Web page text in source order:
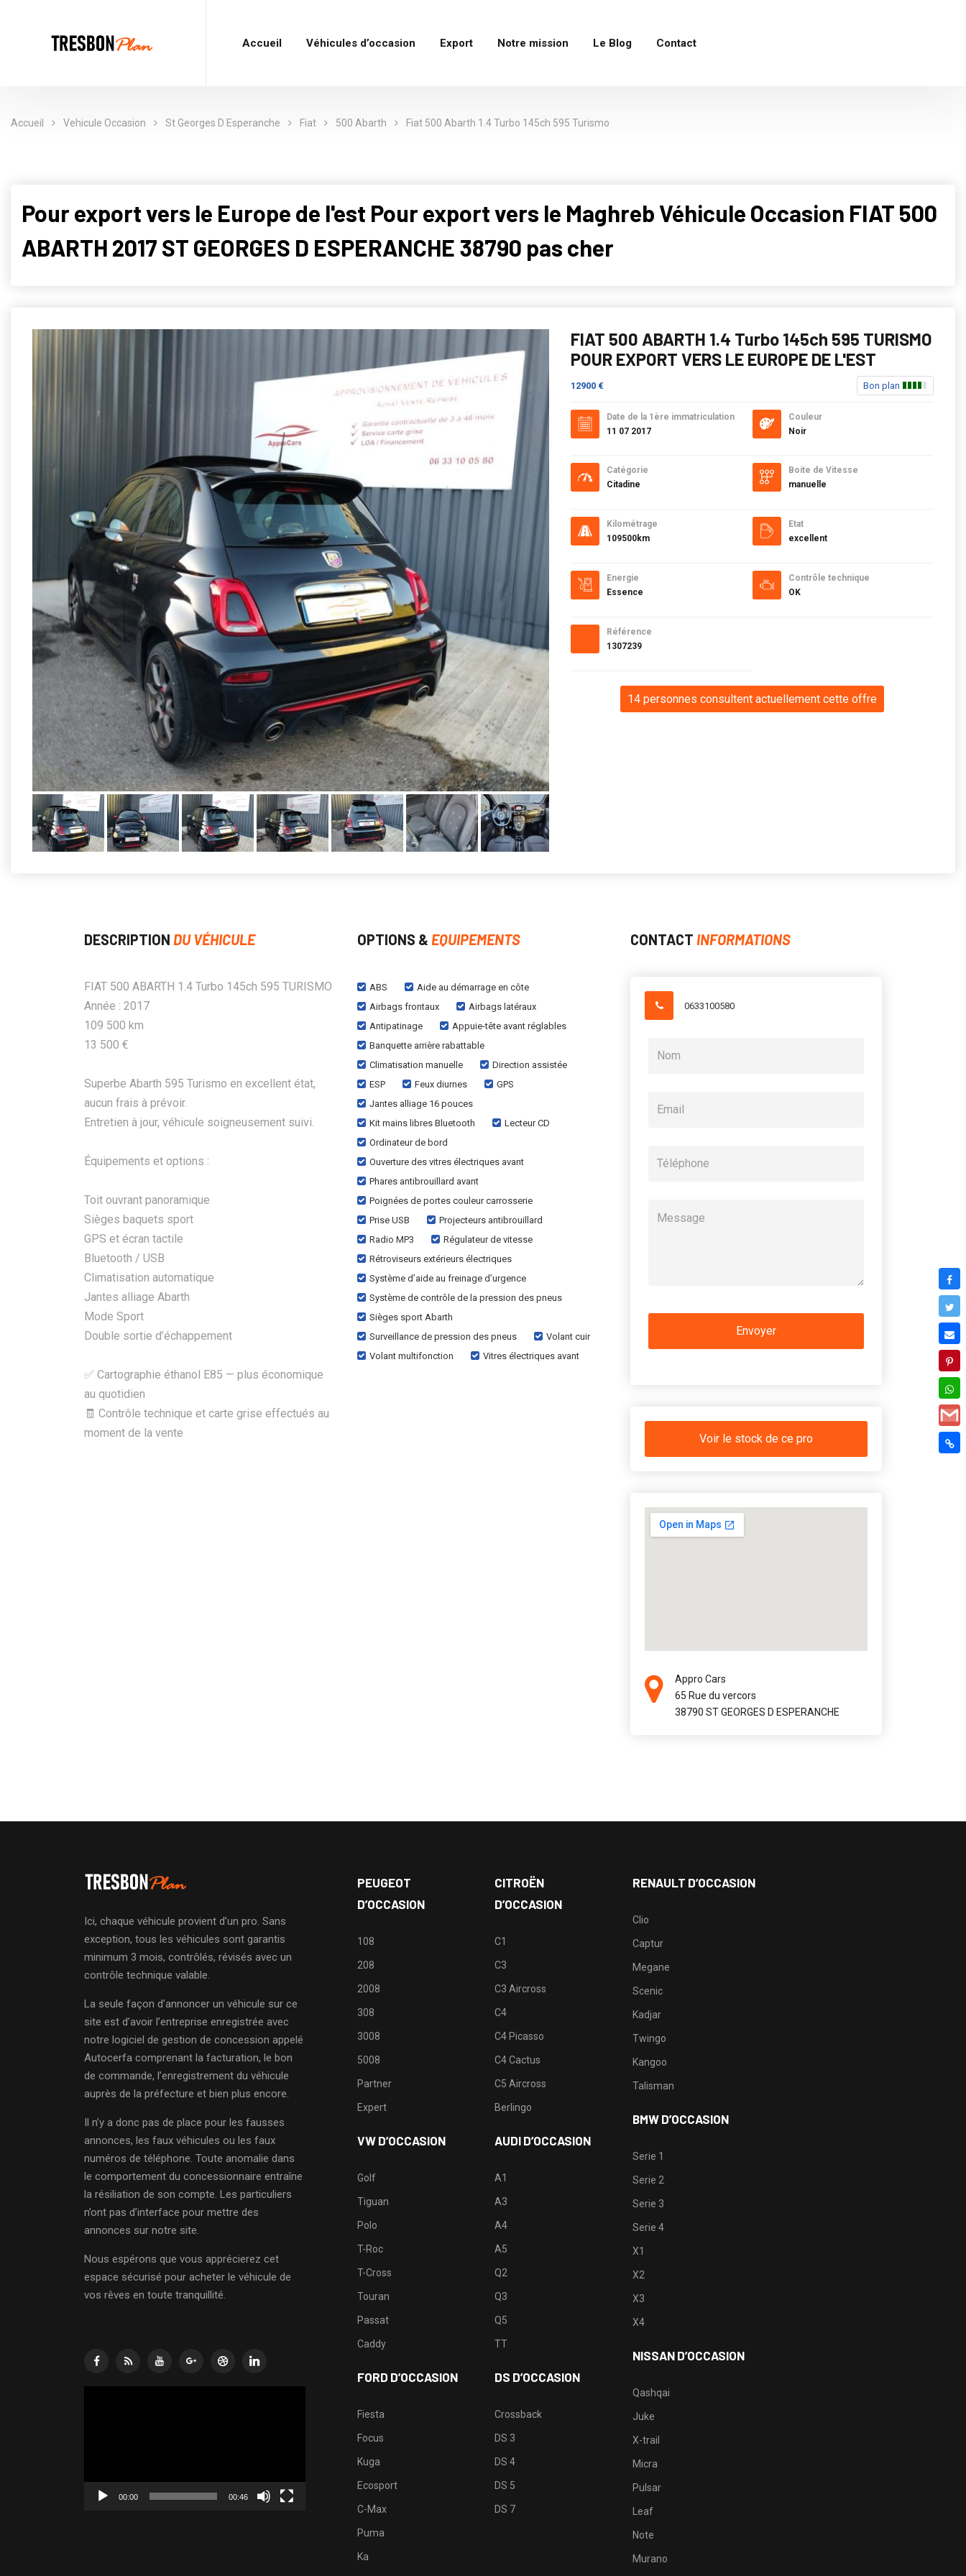
Accueil Véhicules d’occasion Export Notre mission Le Blog Contact
Accueil Vehicule Occasion St Georges D Esperanche Fiat 500 Abarth Fiat 500 Abarth 1.4 Turbo 145ch 595 Turismo
Pour export vers le Europe de l'est Pour export vers le Maghreb Véhicule Occasion FIAT 500
ABARTH 2017 ST GEORGES D ESPERANCHE 38790 pas cher
FIAT 500 ABARTH 1.4 Turbo 145ch 595 TURISMO
POUR EXPORT VERS LE EUROPE DE L'EST
12900 € Bon plan
Date de la 1ère immatriculation
11 07 2017
Catégorie
Citadine
Kilométrage
109500km
Energie
Essence
Référence
1307239
Couleur
Noir
Boite de Vitesse
manuelle
Etat
excellent
Contrôle technique
OK
14 personnes consultent actuellement cette offre
DESCRIPTION DU VÉHICULE
FIAT 500 ABARTH 1.4 Turbo 145ch 595 TURISMO
Année : 2017
109 500 km
13 500 €
Superbe Abarth 595 Turismo en excellent état,
aucun frais à prévoir.
Entretien à jour, véhicule soigneusement suivi.
Équipements et options :
Toit ouvrant panoramique
Sièges baquets sport
GPS et écran tactile
Bluetooth / USB
Climatisation automatique
Jantes alliage Abarth
Mode Sport
Double sortie d’échappement
✅ Cartographie éthanol E85 — plus économique
au quotidien
🧾 Contrôle technique et carte grise effectués au
moment de la vente
OPTIONS & EQUIPEMENTS
ABS
Aide au démarrage en côte
Airbags frontaux
Airbags latéraux
Antipatinage
Appuie-tête avant réglables
Banquette arrière rabattable
Climatisation manuelle
Direction assistée
ESP
Feux diurnes
GPS
Jantes alliage 16 pouces
Kit mains libres Bluetooth
Lecteur CD
Ordinateur de bord
Ouverture des vitres électriques avant
Phares antibrouillard avant
Poignées de portes couleur carrosserie
Prise USB
Projecteurs antibrouillard
Radio MP3
Régulateur de vitesse
Rétroviseurs extérieurs électriques
Système d’aide au freinage d’urgence
Système de contrôle de la pression des pneus
Sièges sport Abarth
Surveillance de pression des pneus
Volant cuir
Volant multifonction
Vitres électriques avant
CONTACT INFORMATIONS
0633100580
Voir le stock de ce pro
Appro Cars
65 Rue du vercors
38790 ST GEORGES D ESPERANCHE
Ici, chaque véhicule provient d’un pro. Sans
exception, tous les véhicules sont garantis
minimum 3 mois, contrôlés, révisés avec un
contrôle technique valable.
La seule façon d’annoncer un véhicule sur ce
site est d’avoir l’entreprise enregistrée avec
notre logiciel de gestion de concession appelé
Autocerfa comprenant la facturation, le bon
de commande, l’enregistrement du véhicule
auprès de la préfecture et bien plus encore.
Il n’y a donc pas de place pour les fausses
annonces, les faux véhicules ou les faux
numéros de téléphone. Toute anomalie dans
le comportement du concessionnaire entraîne
la résiliation de son compte. Les particuliers
n’ont pas d’interface pour mettre des
annonces sur notre site.
Nous espérons que vous apprécierez cet
espace sécurisé pour acheter le véhicule de
vos rêves en toute tranquillité.
00:00 00:46
PEUGEOT
D’OCCASION
108
208
2008
308
3008
5008
Partner
Expert
VW D’OCCASION
Golf
Tiguan
Polo
T-Roc
T-Cross
Touran
Passat
Caddy
FORD D’OCCASION
Fiesta
Focus
Kuga
Ecosport
C-Max
Puma
Ka
CITROËN
D’OCCASION
C1
C3
C3 Aircross
C4
C4 Picasso
C4 Cactus
C5 Aircross
Berlingo
AUDI D’OCCASION
A1
A3
A4
A5
Q2
Q3
Q5
TT
DS D’OCCASION
Crossback
DS 3
DS 4
DS 5
DS 7
RENAULT D’OCCASION
Clio
Captur
Megane
Scenic
Kadjar
Twingo
Kangoo
Talisman
BMW D’OCCASION
Serie 1
Serie 2
Serie 3
Serie 4
X1
X2
X3
X4
NISSAN D’OCCASION
Qashqai
Juke
X-trail
Micra
Pulsar
Leaf
Note
Murano